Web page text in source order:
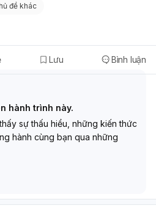
đề khác
Lưu Bình luận
hành trình này.
sự thấu hiểu, những kiến thức
hành cùng bạn qua những